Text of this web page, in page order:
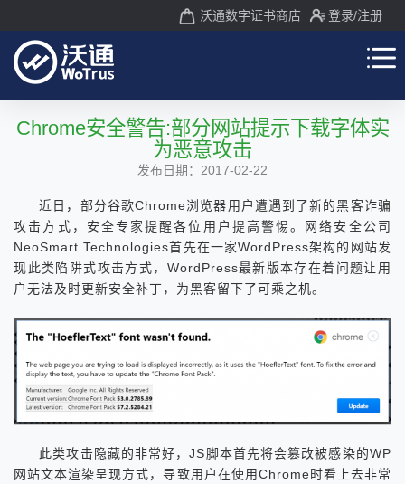
沃通数字证书商店 登录/注册
Chrome安全警告:部分网站提示下载字体实
为恶意攻击
发布日期：2017-02-22
近日，部分谷歌Chrome浏览器用户遭遇到了新的黑客诈骗
攻击方式，安全专家提醒各位用户提高警惕。网络安全公司
NeoSmart Technologies首先在一家WordPress架构的网站发
现此类陷阱式攻击方式，WordPress最新版本存在着问题让用
户无法及时更新安全补丁，为黑客留下了可乘之机。
此类攻击隐藏的非常好，JS脚本首先将会篡改被感染的WP
网站文本渲染呈现方式，导致用户在使用Chrome时看上去非常